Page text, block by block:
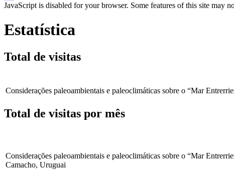
JavaScript is disabled for your browser. Some features of this site may
Estatística
Total de visitas
Considerações paleoambientais e paleoclimáticas sobre o “Mar
Total de visitas por mês
Considerações paleoambientais e paleoclimáticas sobre o “Mar
Camacho, Uruguai